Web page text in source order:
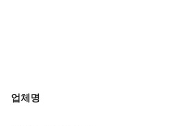
업체명